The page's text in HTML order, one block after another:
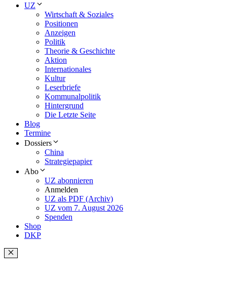
UZ
Wirtschaft & Soziales
Positionen
Anzeigen
Politik
Theorie & Geschichte
Aktion
Internationales
Kultur
Leserbriefe
Kommunalpolitik
Hintergrund
Die Letzte Seite
Blog
Termine
Dossiers
China
Strategiepapier
Abo
UZ abonnieren
Anmelden
UZ als PDF (Archiv)
UZ vom 7. August 2026
Spenden
Shop
DKP
Schließen